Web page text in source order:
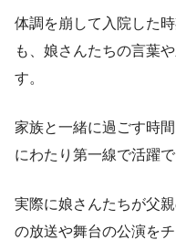
体調を崩して入院した
も、娘さんたちの言葉
す。
家族と一緒に過ごす時
にわたり第一線で活躍
実際に娘さんたちが父
の放送や舞台の公演を